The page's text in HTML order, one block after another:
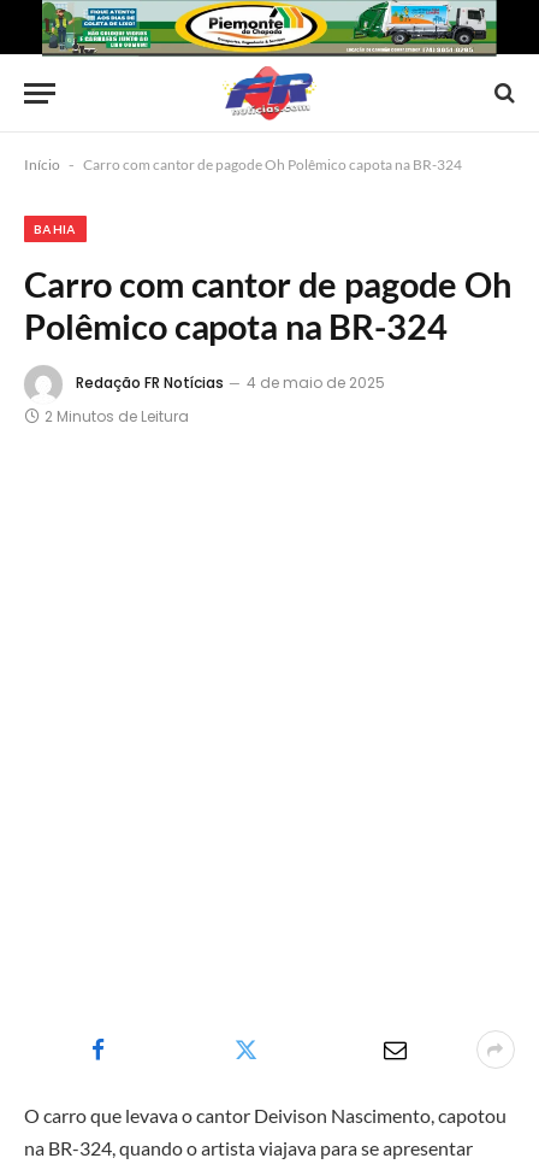
Início - Carro com cantor de pagode Oh Polêmico capota na BR-324
BAHIA
Carro com cantor de pagode Oh
Polêmico capota na BR-324
Redação FR Notícias
4 de maio de 2025
2 Minutos de Leitura
O carro que levava o cantor Deivison Nascimento, capotou
na BR-324, quando o artista viajava para se apresentar